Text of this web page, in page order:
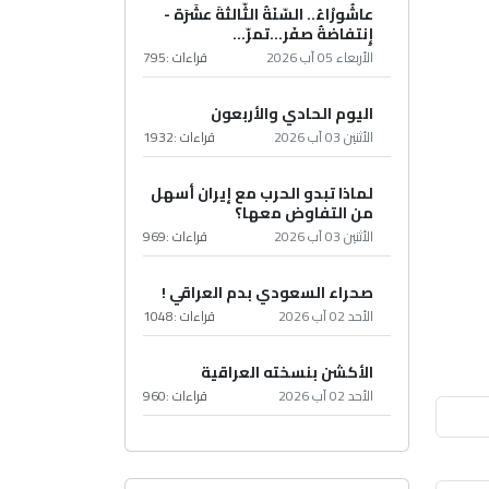
عاشُورْاءُ.. السّنَةُ الثّالثةَ عشَرَة -
إِنتفاضةُ صفَر…تمرّ...
الأربعاء 05 آب 2026 قراءات :795
اليوم الحادي والأربعون
الأثنين 03 آب 2026 قراءات :1932
لماذا تبدو الحرب مع إيران أسهل
من التفاوض معها؟
الأثنين 03 آب 2026 قراءات :969
صحراء السعودي بدم العراقي !
الأحد 02 آب 2026 قراءات :1048
الأكشن بنسخته العراقية
الأحد 02 آب 2026 قراءات :960